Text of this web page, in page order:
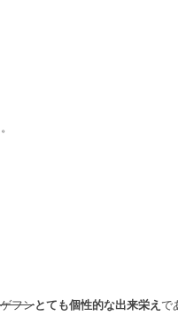
フンとても個性的な出来栄えで